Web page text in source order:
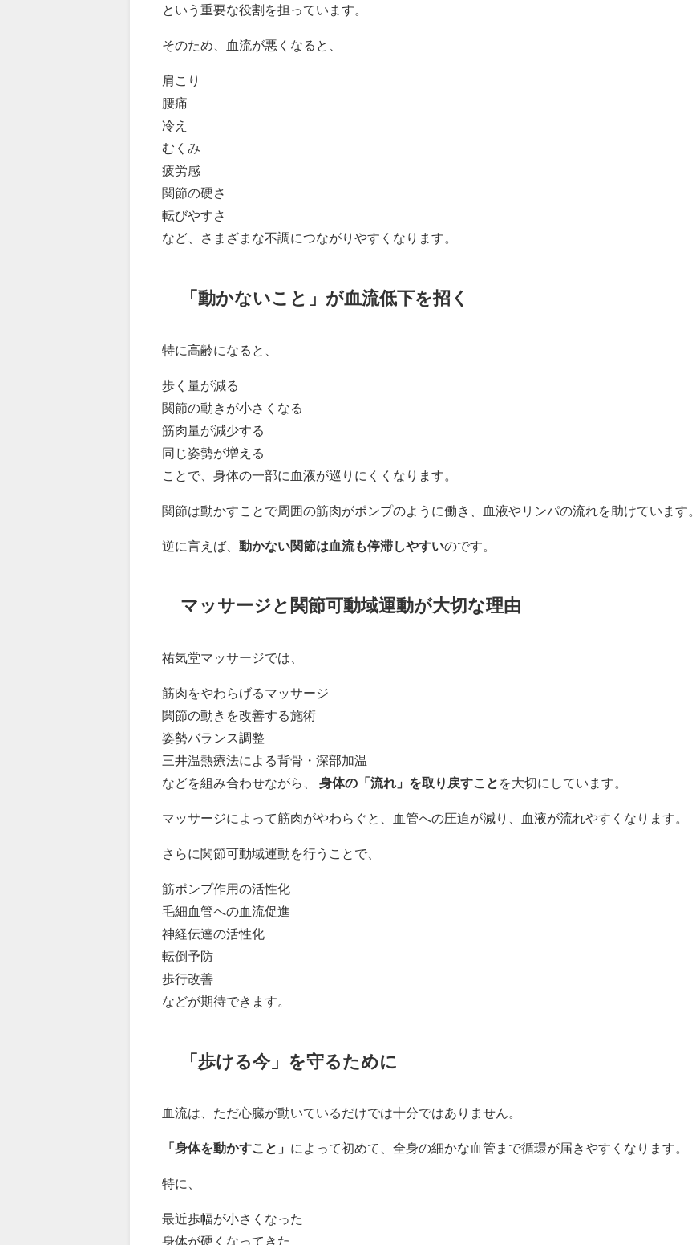
という重要な役割を担っています。
そのため、血流が悪くなると、
肩こり
腰痛
冷え
むくみ
疲労感
関節の硬さ
転びやすさ
など、さまざまな不調につながりやすくなります。
「動かないこと」が血流低下を招く
特に高齢になると、
歩く量が減る
関節の動きが小さくなる
筋肉量が減少する
同じ姿勢が増える
ことで、身体の一部に血液が巡りにくくなります。
関節は動かすことで周囲の筋肉がポンプのように働き、血液やリンパの流れを助けています。
逆に言えば、動かない関節は血流も停滞しやすいのです。
マッサージと関節可動域運動が大切な理由
祐気堂マッサージでは、
筋肉をやわらげるマッサージ
関節の動きを改善する施術
姿勢バランス調整
三井温熱療法による背骨・深部加温
などを組み合わせながら、身体の「流れ」を取り戻すこと を大切にしています。
マッサージによって筋肉がやわらぐと、血管への圧迫が減り、血液が流れやすくなります。
さらに関節可動域運動を行うことで、
筋ポンプ作用の活性化
毛細血管への血流促進
神経伝達の活性化
転倒予防
歩行改善
などが期待できます。
「歩ける今」を守るために
血流は、ただ心臓が動いているだけでは十分ではありません。
「身体を動かすこと」 によって初めて、全身の細かな血管まで循環が届きやすくなります。
特に、
最近歩幅が小さくなった
身体が硬くなってきた